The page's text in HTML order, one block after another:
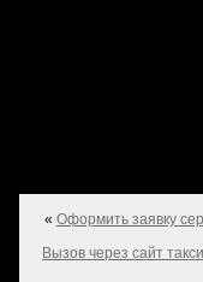
« Оформить заявку
Вызов через сайт